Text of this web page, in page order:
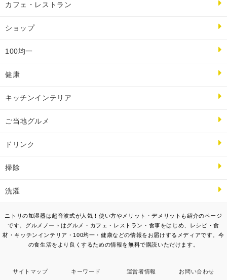
カフェ・レストラン
ショップ
100均一
健康
キッチンインテリア
ご当地グルメ
ドリンク
掃除
洗濯
ニトリの加湿器は超音波式が人気！使い方やメリット・デメリットも紹介のページ
です。グルメノートはグルメ・カフェ・レストラン・食事をはじめ、レシピ・食
材・キッチンインテリア・100均一・健康などの情報をお届けするメディアです。今
の食生活をより良くするための情報を無料で購読いただけます。
サイトマップ キーワード 運営者情報 お問い合わせ